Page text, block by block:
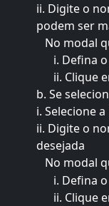
ii. Digite o
podem ser
No modal
      i. Defina o
ii.
b. Se
i. Selecione
ii. Digite o
desejada
No modal
      i. Defina o
ii.